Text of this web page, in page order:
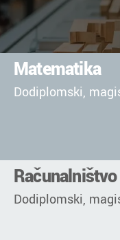
Matematika
Dodiplomski,
Dodiplomski,